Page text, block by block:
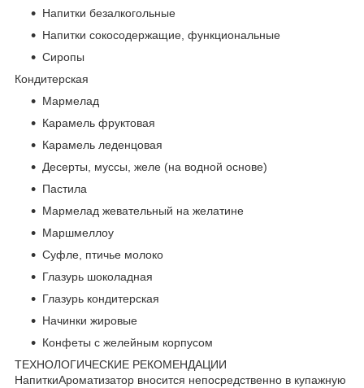
Напитки безалкогольные
Напитки сокосодержащие, функциональные
Сиропы
Кондитерская
Мармелад
Карамель фруктовая
Карамель леденцовая
Десерты, муссы, желе (на водной основе)
Пастила
Мармелад жевательный на желатине
Маршмеллоу
Суфле, птичье молоко
Глазурь шоколадная
Глазурь кондитерская
Начинки жировые
Конфеты с желейным корпусом
ТЕХНОЛОГИЧЕСКИЕ РЕКОМЕНДАЦИИ
НапиткиАроматизатор вносится непосредственно в купажную